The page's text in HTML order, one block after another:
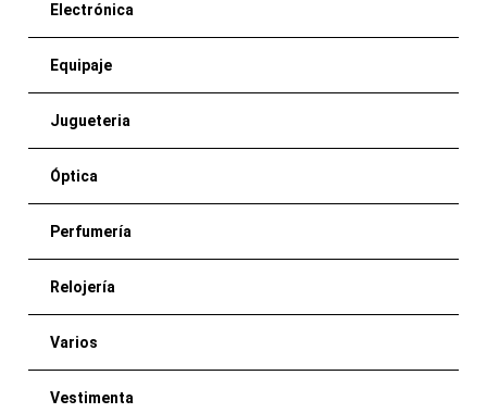
Electrónica
Equipaje
Jugueteria
Óptica
Perfumería
Relojería
Varios
Vestimenta